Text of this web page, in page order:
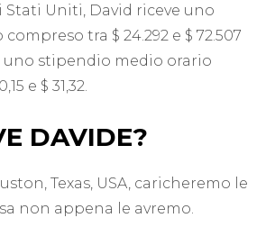
Uniti, David riceve uno
tra $ 24.292 e $ 72.507
uno stipendio medio orario
e $ 31,32.
DAVIDE?
Texas, USA, caricheremo le
non appena le avremo.